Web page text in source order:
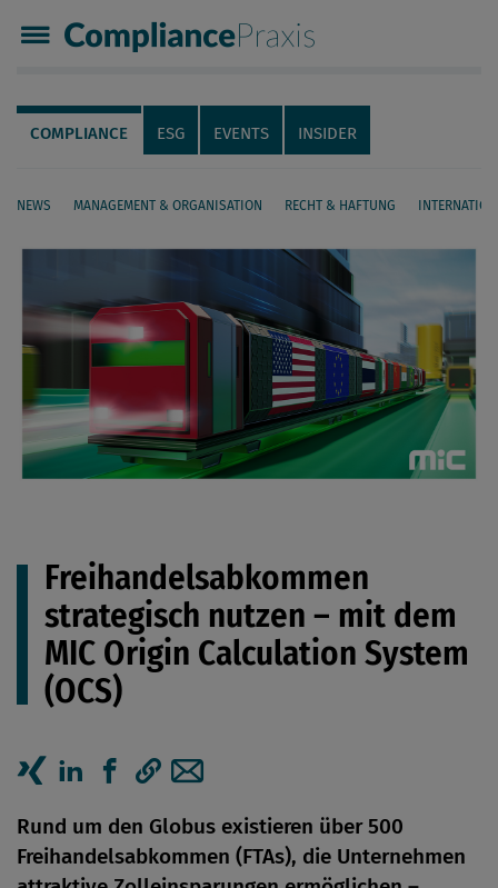
Compliance Praxis
Servicenavigation
Navigation
COMPLIANCE ESG EVENTS INSIDER
NEWS MANAGEMENT & ORGANISATION RECHT & HAFTUNG
Freihandelsabkommen
strategisch nutzen – mit dem
MIC Origin Calculation System
(OCS)
Rund um den Globus existieren über 500
Freihandelsabkommen (FTAs), die Unternehmen